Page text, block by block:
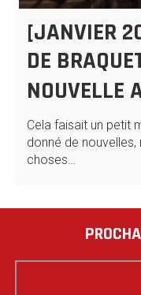
[JANVIER
DE
NOUVELLE
Cela faisait un petit
donné de nouvelles,
choses…